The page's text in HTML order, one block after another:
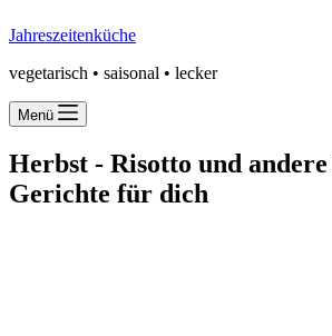
Jahreszeitenküche
vegetarisch • saisonal • lecker
Menü
Herbst - Risotto und andere
Gerichte für dich